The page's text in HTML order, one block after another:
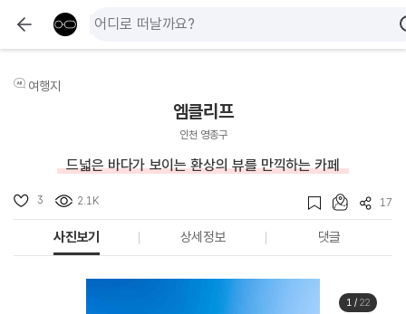
여행지
엠클리프
인천 영종구
드넓은 바다가 보이는 환상의 뷰를 만끽하는 카페
3 2.1K 17
사진보기 상세정보 댓글
1/ 22